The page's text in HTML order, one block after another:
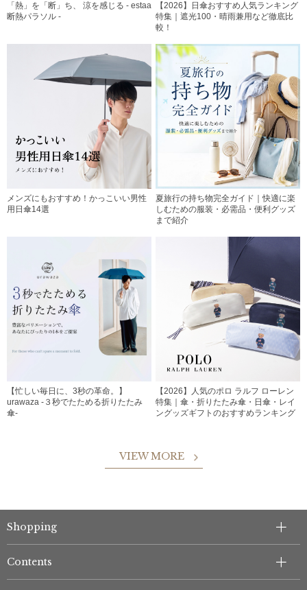
「熱」を「断」ち、 涼を感じる - estaa
断熱パラソル -
【2026】日傘おすすめ人気ランキング
特集｜遮光100・晴雨兼用など徹底比
較！
メンズにもおすすめ！かっこいい男性
用日傘14選
夏旅行の持ち物完全ガイド｜快適に楽
しむための服装・必需品・便利グッズ
まで紹介
【忙しい毎日に、3秒の革命。】
urawaza -３秒でたためる折りたたみ
傘-
【2026】人気のポロ ラルフ ローレン
特集｜傘・折りたたみ傘・日傘・レイ
ングッズギフトのおすすめランキング
VIEW MORE
Shopping
Contents